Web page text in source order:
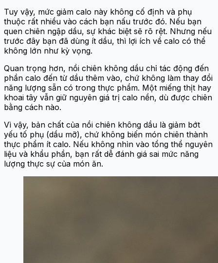
Tuy vậy, mức giảm calo này không cố định và phụ
thuộc rất nhiều vào cách bạn nấu trước đó. Nếu bạn
quen chiên ngập dầu, sự khác biệt sẽ rõ rệt. Nhưng nếu
trước đây bạn đã dùng ít dầu, thì lợi ích về calo có thể
không lớn như kỳ vọng.
Quan trọng hơn, nồi chiên không dầu chỉ tác động đến
phần calo đến từ dầu thêm vào, chứ không làm thay đổi
năng lượng sẵn có trong thực phẩm. Một miếng thịt hay
khoai tây vẫn giữ nguyên giá trị calo nền, dù được chiên
bằng cách nào.
Vì vậy, bản chất của nồi chiên không dầu là giảm bớt
yếu tố phụ (dầu mỡ), chứ không biến món chiên thành
thực phẩm ít calo. Nếu không nhìn vào tổng thể nguyên
liệu và khẩu phần, bạn rất dễ đánh giá sai mức năng
lượng thực sự của món ăn.